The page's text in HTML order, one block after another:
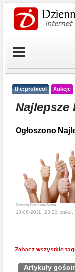
the:protocol Aukcje
Najlepsze
Ogłoszono
©istockphoto.com/Sveta
10-06-2011, 23:22, paku,
Zobacz wszystkie
Artykuły